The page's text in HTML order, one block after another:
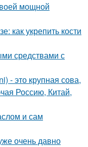
мощной
как укрепить кости
средствами с
- это крупная сова,
Россию, Китай,
и сам
очень давно